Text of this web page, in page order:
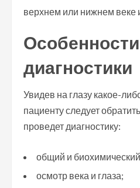
Особенности
диагностики
Увидев на глазу какое-
пациенту следует
проведет диагностику:
общий и
осмотр века и глаза;